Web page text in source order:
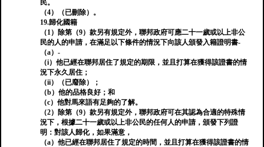
民。
（4）（已刪除）。
19.歸化國籍
（1）除第（9）款另有規定外，聯邦政府可應二十一歲或以上非公
民的人的申請，在滿足以下條件的情況下向該人頒發入籍證明書-
（a）-
（i）他已經在聯邦居住了規定的期限，並且打算在獲得該證書的情
況下永久居住；
（ii）（已廢除）；
（b）他的品格良好；和
（c）他對馬來語有足夠的了解。
（2）除第（9）款另有規定外，聯邦政府可在其認為合適的特殊情
況下，根據二十一歲或以上非公民的任何人的申請，頒發下列證
明：對該人歸化，如果滿意，
（a）他已經在聯邦居住了規定的時間，並且打算在獲得該證書的情